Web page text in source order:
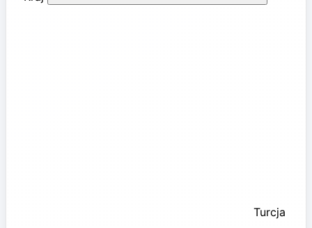
Turcja